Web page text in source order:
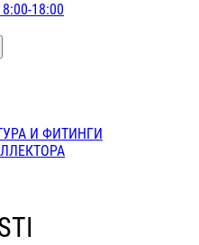
18:00
И ФИТИНГИ